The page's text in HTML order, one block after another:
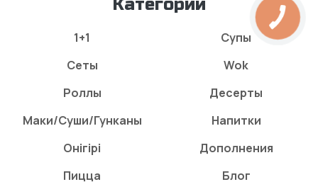
Категории
1+1
Сеты
Роллы
Маки/Суши/Гунканы
Онігірі
Пицца
Супы
Wok
Десерты
Напитки
Дополнения
Блог